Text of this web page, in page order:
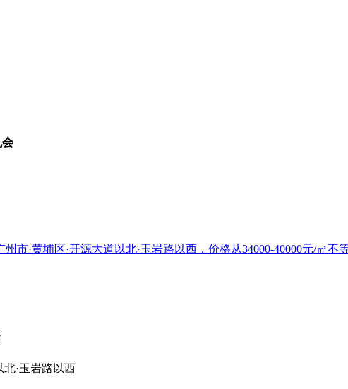
会
市·黄埔区·开源大道以北·玉岩路以西，价格从34000-40000元/㎡
北·玉岩路以西